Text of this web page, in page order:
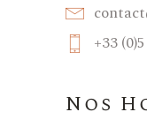
+33
Nos